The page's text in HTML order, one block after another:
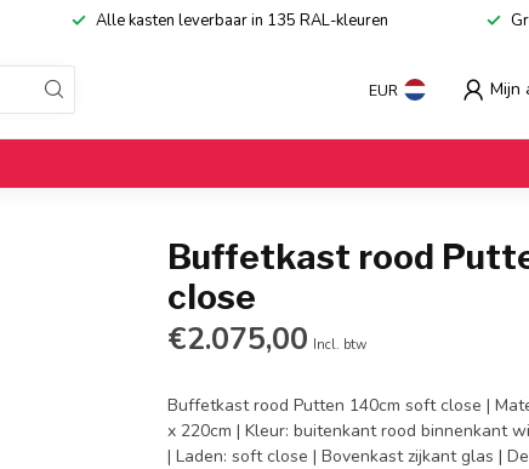
Alle kasten leverbaar in 135 RAL-kleuren
EUR Mijn
Buffetkast rood
close
€2.075,00 Incl. btw
Buffetkast rood Putten 140cm soft close |
x 220cm | Kleur: buitenkant rood binnenkant
| Laden: soft close | Bovenkast zijkant glas |